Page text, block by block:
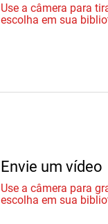
Use a câmera para
escolha em sua
Envie um vídeo
Use a câmera para
escolha em sua